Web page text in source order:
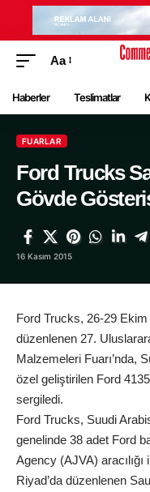
Aa
Haberler Teslimatlar
FUARLAR
Ford Trucks
Gövde
16 Kasım 2015
Ford Trucks, 26-29 Ekim
düzenlenen 27.
Malzemeleri Fuarı’nda,
özel geliştirilen Ford
sergiledi.
Ford Trucks, Suudi
genelinde 38 adet Ford
Agency (AJVA)
Riyad’da düzenlenen